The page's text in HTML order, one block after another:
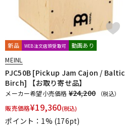
新品 WEB注文店頭受取可 動画あり
MEINL
PJC50B [Pickup Jam Cajon / Baltic
Birch] 【お取り寄せ品】
メーカー希望小売価格 ¥24,200 （税込）
販売価格¥19,360(税込)
ポイント：1% (176pt)